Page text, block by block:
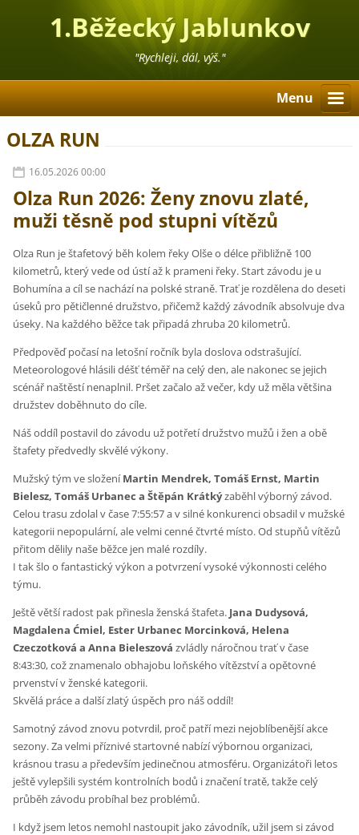
1.Běžecký Jablunkov
"Rychleji, dál, výš."
Menu
OLZA RUN
16.05.2026 00:00
Olza Run 2026: Ženy znovu zlaté,
muži těsně pod stupni vítězů
Olza Run je štafetový běh kolem řeky Olše o délce přibližně 100
kilometrů, který vede od ústí až k prameni řeky. Start závodu je u
Bohumína a cíl se nachází na polské straně. Trať je rozdělena do deseti
úseků pro pětičlenné družstvo, přičemž každý závodník absolvuje dva
úseky. Na každého běžce tak připadá zhruba 20 kilometrů.
Předpověď počasí na letošní ročník byla doslova odstrašující.
Meteorologové hlásili déšť téměř na celý den, ale nakonec se jejich
scénář naštěstí nenaplnil. Pršet začalo až večer, kdy už měla většina
družstev doběhnuto do cíle.
Náš oddíl postavil do závodu už potřetí družstvo mužů i žen a obě
štafety předvedly skvělé výkony.
Mužský tým ve složeníMartin Mendrek, Tomáš Ernst, Martin
Bielesz, Tomáš Urbanec a Štěpán Krátkýzaběhl výborný závod.
Celou trasu zdolal v čase 7:55:57 a v silné konkurenci obsadil v mužské
kategorii nepopulární, ale velmi cenné čtvrté místo. Od stupňů vítězů
přitom dělily naše běžce jen malé rozdíly.
I tak šlo o fantastický výkon a potvrzení vysoké výkonnosti celého
týmu.
Ještě větší radost pak přinesla ženská štafeta. Jana Dudysová,
Magdalena Ćmiel, Ester Urbanec Morcinková, Helena
Czeczotková a Anna Bieleszová zvládly náročnou trať v čase
8:43:30, což znamenalo obhajobu loňského vítězství a opětovné
prvenství v ženské kategorii.
Skvělá práce a další zlatý úspěch pro náš oddíl!
Samotný závod znovu potvrdil, proč patří mezi nejoblíbenější akce
sezony. Za velmi příznivé startovné nabízí výbornou organizaci,
krásnou trasu a především jedinečnou atmosféru. Organizátoři letos
ještě vylepšili systém kontrolních bodů i značení tratě, takže celý
průběh závodu probíhal bez problémů.
I když jsem letos nemohl nastoupit jako závodník, užil jsem si závod